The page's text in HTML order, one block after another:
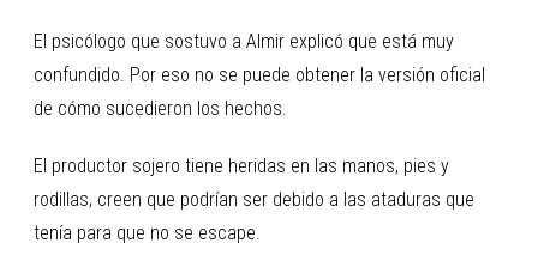
El psicólogo que sostuvo a Almir explicó que está muy
confundido. Por eso no se puede obtener la versión oficial
de cómo sucedieron los hechos.
El productor sojero tiene heridas en las manos, pies y
rodillas, creen que podrían ser debido a las ataduras que
tenía para que no se escape.